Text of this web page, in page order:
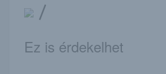
/
Ez is érdekelhet